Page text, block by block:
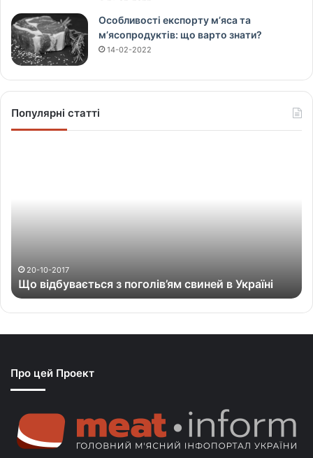
Особливості експорту м’яса та
м’ясопродуктів: що варто знати?
14-02-2022
Популярні статті
т
ь
п
о
20-10-2017
Що відбувається з поголів’ям свиней в Україні
Про цей Проект